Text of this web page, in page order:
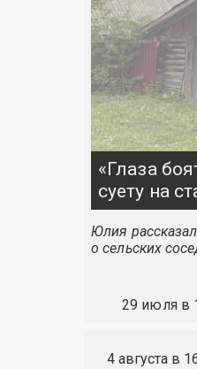
«Глаза
суету на
Юлия
о сельских
29 июля в
4 августа в